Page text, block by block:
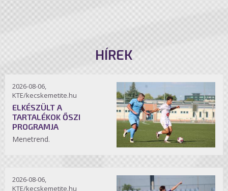
HÍREK
2026-08-06,
KTE/kecskemetite.hu
ELKÉSZÜLT A
TARTALÉKOK ŐSZI
PROGRAMJA
Menetrend.
2026-08-06,
KTE/kecskemetite.hu